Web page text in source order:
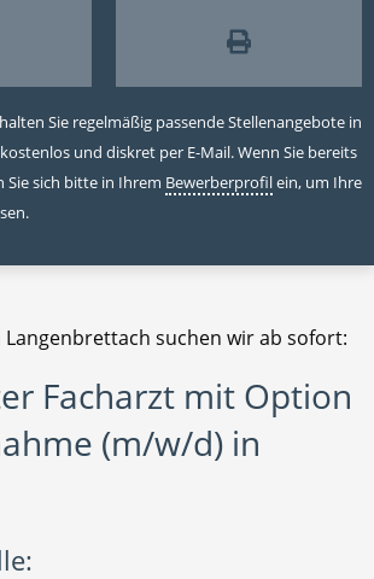
Sie regelmäßig passende Stellenangebote in
und diskret per E-Mail. Wenn Sie bereits
Sie sich bitte in Ihrem Bewerberprofilein, um Ihre
Langenbrettach suchen wir ab sofort:
Facharzt mit Option
(m/w/d) in